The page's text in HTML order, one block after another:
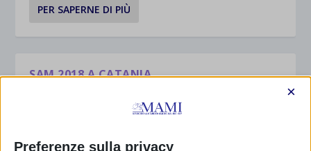
PER SAPERNE DI PIÙ
SAM 2018 A CATANIA
ALLATTAMENTO E COMUNITA’ CATANIA 26 OTTOBRE
Preferenze sulla privacy
×